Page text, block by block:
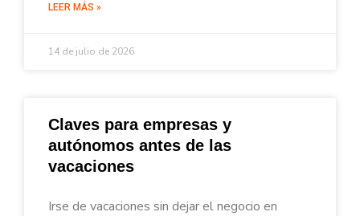
LEER MÁS »
14 de julio de 2026
Claves para empresas y
autónomos antes de las
vacaciones
Irse de vacaciones sin dejar el negocio en